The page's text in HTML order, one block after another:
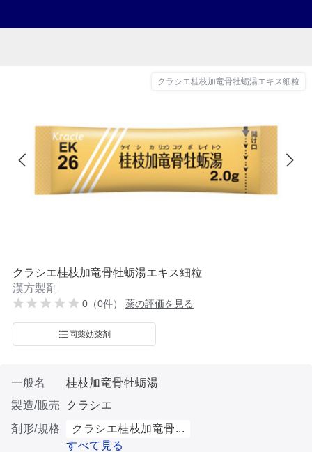
クラシエ桂枝加竜骨牡蛎湯エキス細粒
クラシエ桂枝加竜骨牡蛎湯エキス細粒
漢方製剤
0（0件） 薬の評価を見る
同薬効薬剤
一般名
桂枝加竜骨牡蛎湯
製造/販売
クラシエ
剤形/規格
クラシエ桂枝加竜骨...
すべて見る